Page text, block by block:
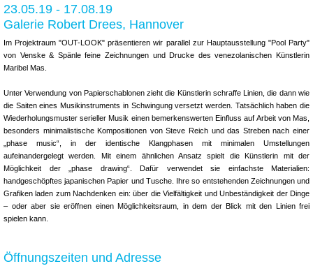
23.05.19 - 17.08.19
Galerie Robert Drees, Hannover
Im Projektraum "OUT-LOOK" präsentieren wir parallel zur Hauptausstellung "Pool Party"
von Venske & Spänle feine Zeichnungen und Drucke des venezolanischen Künstlerin
Maribel Mas.
Unter Verwendung von Papierschablonen zieht die Künstlerin schraffe Linien, die dann wie
die Saiten eines Musikinstruments in Schwingung versetzt werden. Tatsächlich haben die
Wiederholungsmuster serieller Musik einen bemerkenswerten Einfluss auf Arbeit von Mas,
besonders minimalistische Kompositionen von Steve Reich und das Streben nach einer
„phase music“, in der identische Klangphasen mit minimalen Umstellungen
aufeinandergelegt werden. Mit einem ähnlichen Ansatz spielt die Künstlerin mit der
Möglichkeit der „phase drawing“. Dafür verwendet sie einfachste Materialien:
handgeschöpftes japanischen Papier und Tusche. Ihre so entstehenden Zeichnungen und
Grafiken laden zum Nachdenken ein: über die Vielfältigkeit und Unbeständigkeit der Dinge
– oder aber sie eröffnen einen Möglichkeitsraum, in dem der Blick mit den Linien frei
spielen kann.
Öffnungszeiten und Adresse